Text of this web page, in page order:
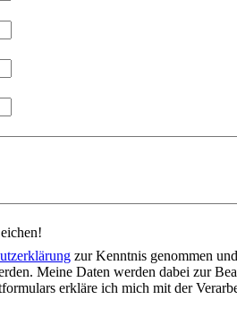
zur Kenntnis genommen
Meine Daten werden dabei zur
erkläre ich mich mit der